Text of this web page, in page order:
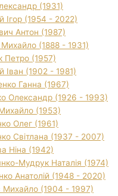
(1931)
Ігор (1954 - 2022)
Антон (1987)
Михайло (1888 - 1931)
Петро (1957)
Іван (1902 - 1981)
Ганна (1967)
Олександр (1926 - 1993)
(1953)
Олег (1961)
Світлана (1937 - 2007)
Ніна (1942)
Мудрук Наталія (1974)
Анатолій (1948 - 2020)
Михайло (1904 - 1997)